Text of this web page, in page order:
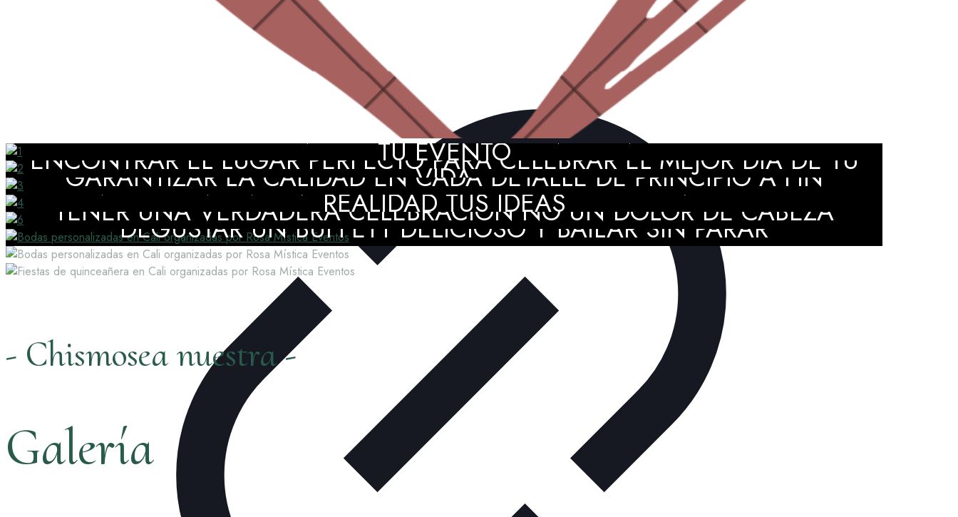
DISFRUTAR DE ACOMPAÑAMIENTO PROFESIONAL EN EL PASO A PASO DE
TU EVENTO
ENCONTRAR EL LUGAR PERFECTO PARA CELEBRAR EL MEJOR DÍA DE TU
VIDA
GARANTIZAR LA CALIDAD EN CADA DETALLE DE PRINCIPIO A FIN
CONTAR CON UNA EVENT PLANNER AMIGA Y CREATIVA QUE HARÁ
REALIDAD TUS IDEAS
TENER UNA VERDADERA CELEBRACIÓN NO UN DOLOR DE CABEZA
DEGUSTAR UN BUFFETT DELICIOSO Y BAILAR SIN PARAR
- Chismosea nuestra -
Galería